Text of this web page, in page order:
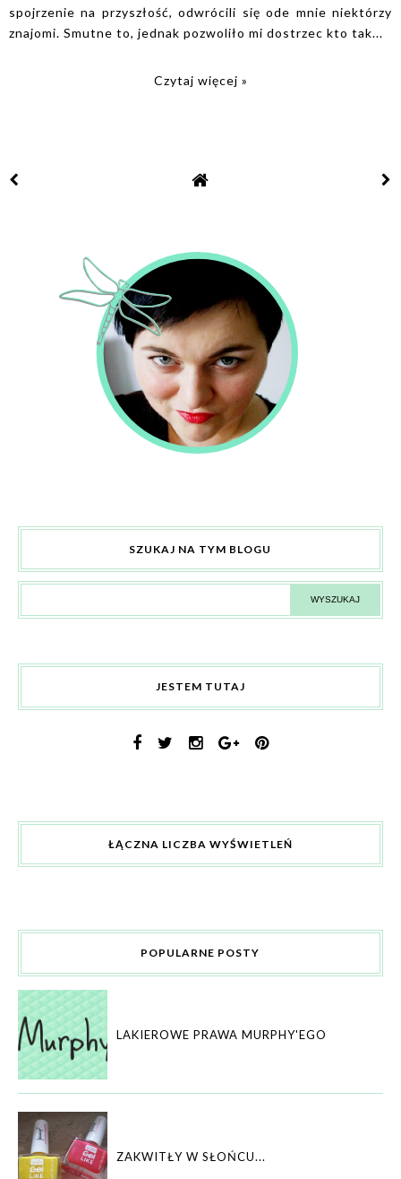
spojrzenie na przyszłość, odwrócili się ode mnie niektórzy
znajomi. Smutne to, jednak pozwoliło mi dostrzec kto tak...
Czytaj więcej »
SZUKAJ NA TYM BLOGU
JESTEM TUTAJ
ŁĄCZNA LICZBA WYŚWIETLEŃ
POPULARNE POSTY
LAKIEROWE PRAWA MURPHY'EGO
ZAKWITŁY W SŁOŃCU...